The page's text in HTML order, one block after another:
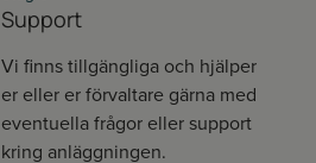
Support
Vi finns tillgängliga och hjälper
er eller er förvaltare gärna med
eventuella frågor eller support
kring anläggningen.